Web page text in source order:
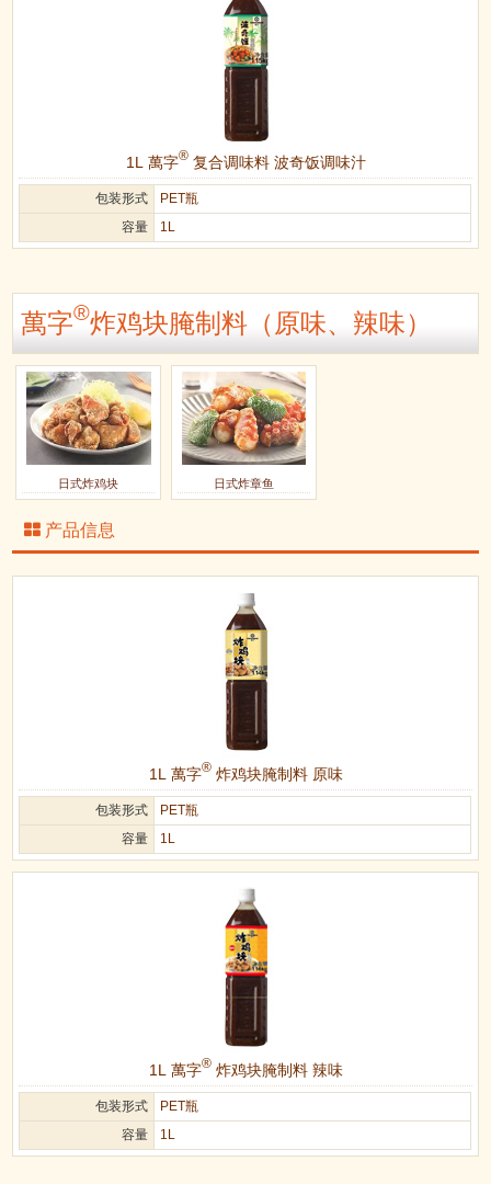
1L 萬字®复合调味料 波奇饭调味汁
包装形式 PET瓶
容量 1L
萬字®炸鸡块腌制料（原味、辣味）
日式炸鸡块 日式炸章鱼
产品信息
1L 萬字®炸鸡块腌制料 原味
包装形式 PET瓶
容量 1L
1L 萬字®炸鸡块腌制料 辣味
包装形式 PET瓶
容量 1L